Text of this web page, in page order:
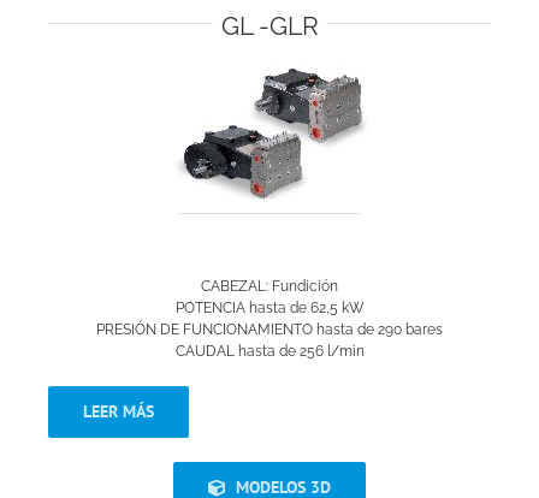
GL -GLR
CABEZAL: Fundición
POTENCIA hasta de 62,5 kW
PRESIÓN DE FUNCIONAMIENTO hasta de 290 bares
CAUDAL hasta de 256 l/min
LEER MÁS
MODELOS 3D